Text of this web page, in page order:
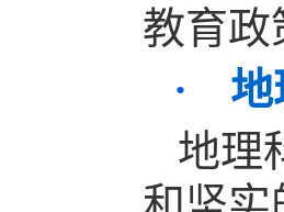
教育政
· 地
地理